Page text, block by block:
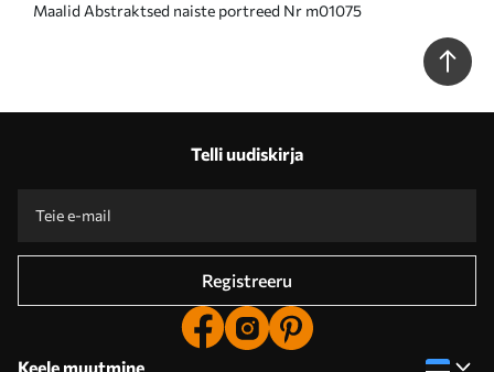
Maalid Abstraktsed naiste portreed Nr m01075
Telli uudiskirja
Registreeru
Keele muutmine